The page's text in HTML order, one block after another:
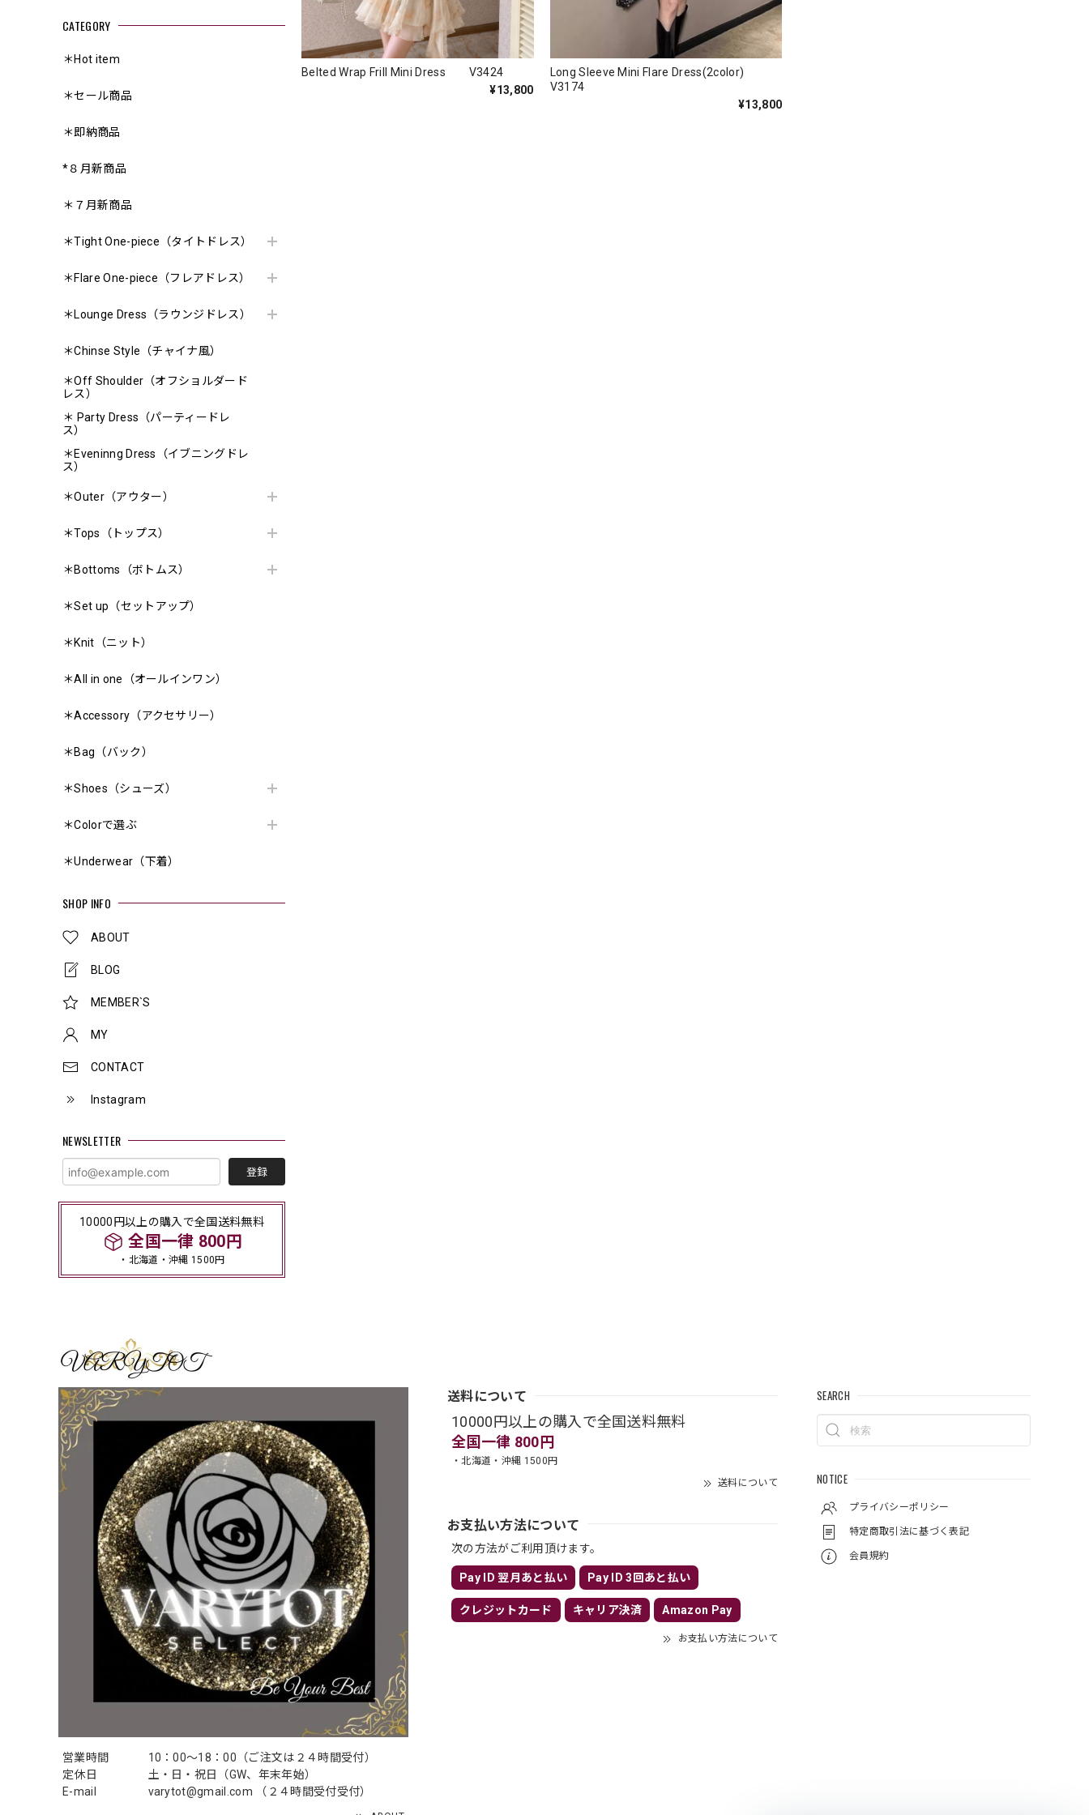
CATEGORY
＊Hot item
＊セール商品
＊即納商品
*８月新商品
＊７月新商品
＊Tight One-piece（タイトドレス）
＊Flare One-piece（フレアドレス）
＊Lounge Dress（ラウンジドレス）
＊Chinse Style（チャイナ風）
＊Off Shoulder（オフショルダード
レス）
＊ Party Dress（パーティードレ
ス）
＊Eveninng Dress（イブニングドレ
ス）
＊Outer（アウター）
＊Tops（トップス）
＊Bottoms（ボトムス）
＊Set up（セットアップ）
＊Knit（ニット）
＊All in one（オールインワン）
＊Accessory（アクセサリー）
＊Bag（バック）
＊Shoes（シューズ）
＊Colorで選ぶ
＊Underwear（下着）
SHOP INFO
ABOUT
BLOG
MEMBER`S
MY
CONTACT
Instagram
NEWSLETTER
登録
10000円以上の購入で全国送料無料
全国一律 800円
・北海道・沖縄 1500円
Belted Wrap Frill Mini Dress V3424
¥13,800
Long Sleeve Mini Flare Dress(2color)
V3174
¥13,800
営業時間
10：00〜18：00（ご注文は２４時間受付）
定休日
土・日・祝日（GW、年末年始）
E-mail
varytot@gmail.com （２４時間受付受付）
送料について
10000円以上の購入で全国送料無料
全国一律 800円
・北海道・沖縄 1500円
送料について
お支払い方法について
次の方法がご利用頂けます。
Pay ID 翌月あと払い Pay ID 3回あと払い
クレジットカード キャリア決済 Amazon Pay
お支払い方法について
SEARCH
NOTICE
プライバシーポリシー
特定商取引法に基づく表記
会員規約